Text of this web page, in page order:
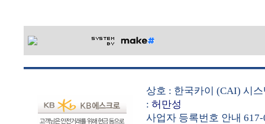
상호 : 한국카이 (CAI) 시
: 허만성
사업자 등록번호 안내